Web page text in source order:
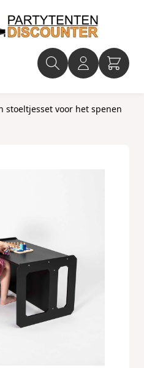
stoeltjesset voor het spenen